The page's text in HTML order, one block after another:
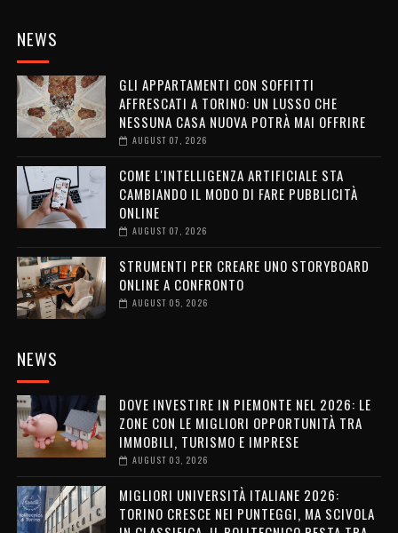
NEWS
GLI APPARTAMENTI CON SOFFITTI
AFFRESCATI A TORINO: UN LUSSO CHE
NESSUNA CASA NUOVA POTRÀ MAI OFFRIRE
AUGUST 07, 2026
COME L'INTELLIGENZA ARTIFICIALE STA
CAMBIANDO IL MODO DI FARE PUBBLICITÀ
ONLINE
AUGUST 07, 2026
STRUMENTI PER CREARE UNO STORYBOARD
ONLINE A CONFRONTO
AUGUST 05, 2026
NEWS
DOVE INVESTIRE IN PIEMONTE NEL 2026: LE
ZONE CON LE MIGLIORI OPPORTUNITÀ TRA
IMMOBILI, TURISMO E IMPRESE
AUGUST 03, 2026
MIGLIORI UNIVERSITÀ ITALIANE 2026:
TORINO CRESCE NEI PUNTEGGI, MA SCIVOLA